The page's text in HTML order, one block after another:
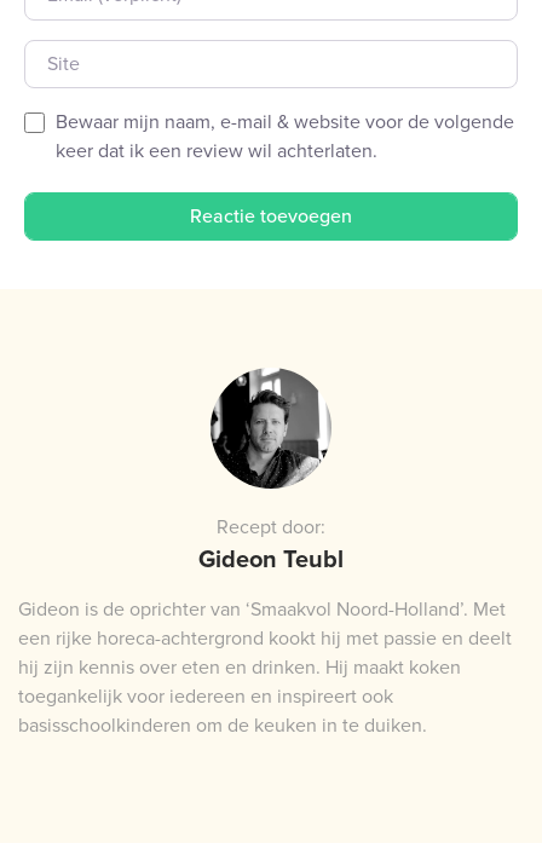
Site
Bewaar mijn naam, e-mail & website voor de volgende
keer dat ik een review wil achterlaten.
Recept door:
Gideon Teubl
Gideon is de oprichter van ‘Smaakvol Noord-Holland’. Met
een rijke horeca-achtergrond kookt hij met passie en deelt
hij zijn kennis over eten en drinken. Hij maakt koken
toegankelijk voor iedereen en inspireert ook
basisschoolkinderen om de keuken in te duiken.